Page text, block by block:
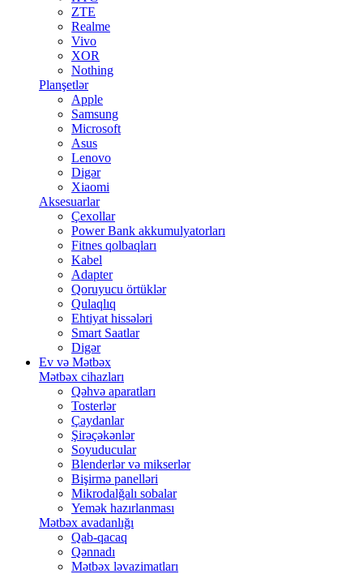
ZTE
Realme
Vivo
XOR
Nothing
Planşetlər
Apple
Samsung
Microsoft
Asus
Lenovo
Digər
Xiaomi
Aksesuarlar
Çexollar
Power Bank akkumulyatorları
Fitnes qolbaqları
Kabel
Adapter
Qoruyucu örtüklər
Qulaqlıq
Ehtiyat hissələri
Smart Saatlar
Digər
Ev və Mətbəx
Mətbəx cihazları
Qəhvə aparatları
Tosterlər
Çaydanlar
Şirəçəkənlər
Soyuducular
Blenderlər və mikserlər
Bişirmə panelləri
Mikrodalğalı sobalar
Yemək hazırlanması
Mətbəx avadanlığı
Qab-qacaq
Qənnadı
Mətbəx ləvazimatları